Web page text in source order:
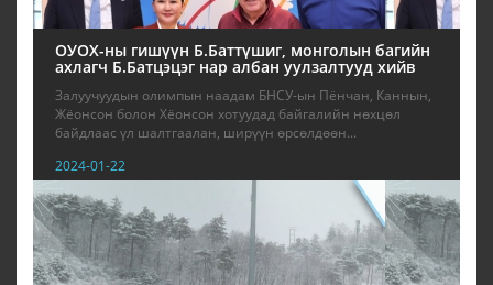
ОУОХ-ны гишүүн Б.Баттүшиг, монголын багийн
ахлагч Б.Батцэцэг нар албан уулзалтууд хийв
Залуучуудын олимпын наадам БНСУ-ын Пёнчан, Каннын,
Жёонсон болон Хёонсон хотуудад байгалийн нөхцөл
байдлаас үл шалтгаалан, ширүүн өрсөлдөөн...
2024-01-22